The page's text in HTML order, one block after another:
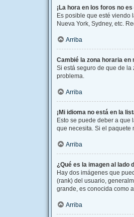
¡La hora en los foros no
Es posible que esté viendo
Nueva York, Sydney, etc.
Arriba
Cambié la zona horaria en
Si está seguro de que de la
problema.
Arriba
¡Mi idioma no está en la
Esto se puede deber a
que necesita. Si el paquete
Arriba
¿Qué es la imagen al lado
Hay dos imágenes que
(rank) del usuario,
grande, es conocida como
Arriba